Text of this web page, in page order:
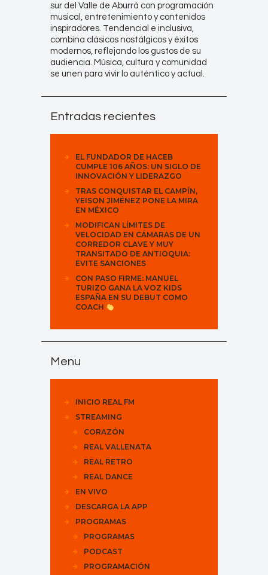
sur del Valle de Aburrá con programación
musical, entretenimiento y contenidos
inspiradores. Tendencial e inclusiva,
combina clásicos nostálgicos y éxitos
modernos, reflejando los gustos de su
audiencia. Música, cultura y comunidad
se unen para vivir lo auténtico y actual.
Entradas recientes
EL FUNDADOR DE HACEB
CUMPLE 106 AÑOS: UN SIGLO DE
INNOVACIÓN Y LIDERAZGO
TRAS CONQUISTAR EL CAMPÍN,
YEISON JIMÉNEZ PONE LA MIRA
EN MÉXICO
MODIFICAN LÍMITES DE
VELOCIDAD EN CÁMARAS DE UN
CORREDOR CLAVE Y MUY
TRANSITADO DE ANTIOQUIA:
EVITE SANCIONES
CON PASO FIRME: MANUEL
TURIZO GANA LA VOZ KIDS
ESPAÑA EN SU DEBUT COMO
COACH
Menu
INICIO REAL FM
STREAMING
CORAZÓN
REAL VALLENATA
REAL RETRO
REAL DANCE
EN VIVO
DESCARGA LA APP
PROGRAMAS
PROGRAMAS
PODCAST
PROGRAMACIÓN